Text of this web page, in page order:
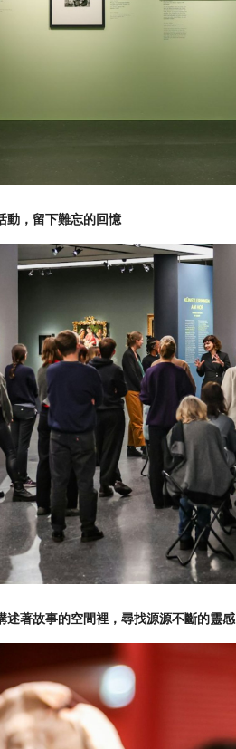
動，留下難忘的回憶
述著故事的空間裡，尋找源源不斷的靈感